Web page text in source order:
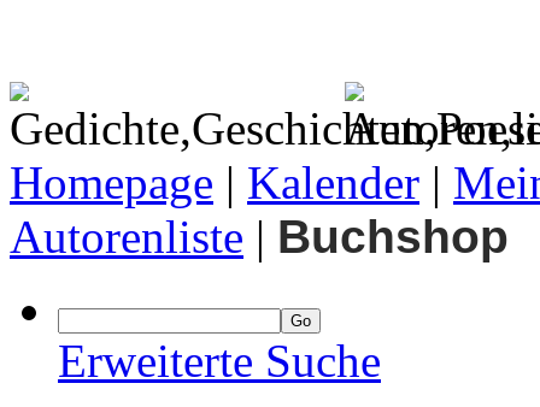
Homepage | Kalender |
Autorenliste | Buchshop
Erweiterte Suche